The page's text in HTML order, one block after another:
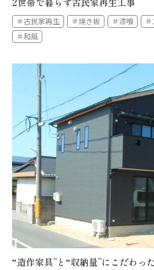
＃古民家再生 ＃焼き板 ＃漆喰
＃和風
‟造作家具”と‟収納量”にこだわっ